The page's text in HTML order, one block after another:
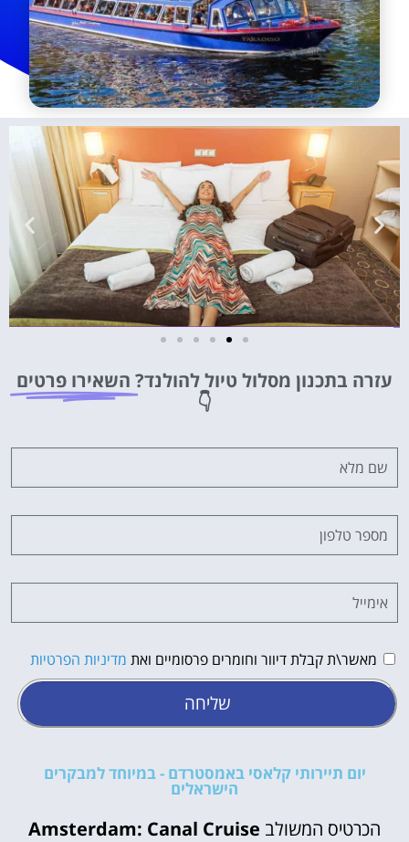
מציאת מלון
לחצו
עזרה בתכנון מסלול טיול להולנד? השאירו פרטים
👇
מאשר\ת קבלת דיוור וחומרים פרסומיים ואת מדיניות הפרטיות
שליחה
יום תיירותי קלאסי באמסטרדם - במיוחד למבקרים
הישראלים
הכרטיס המשולב Amsterdam: Canal Cruise